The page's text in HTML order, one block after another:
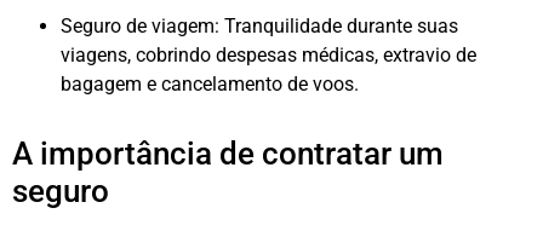
Seguro de viagem: Tranquilidade durante suas
viagens, cobrindo despesas médicas, extravio de
bagagem e cancelamento de voos.
A importância de contratar um
seguro